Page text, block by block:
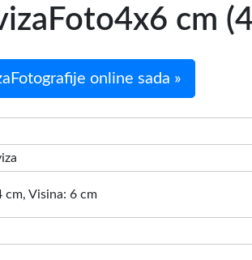
cm
online sada »
cm, Visina: 6 cm